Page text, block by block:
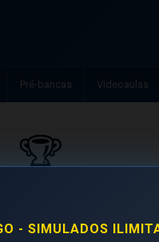
Pré-bancas Videoaulas
🏆
Comissário(a) de
- SIMULADOS